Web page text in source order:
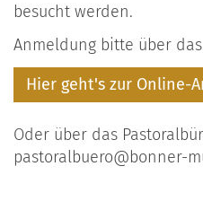
besucht werden.
Anmeldung bitte über
Hier geht's zur Online-
Oder über das
pastoralbuero@bonner-